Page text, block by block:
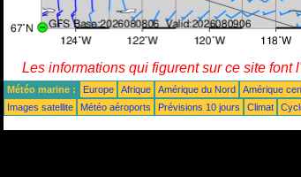
Les informations qui figurent sur ce site font
Météo marine : Europe Afrique Amérique du Nord Amérique
Images satellite
Météo aéroports Prévisions 10 jours Climat